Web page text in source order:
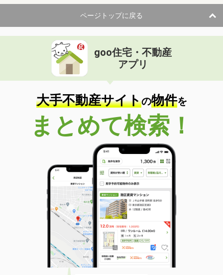
ページトップに戻る
goo住宅・不動産
アプリ
大手不動産サイトの物件を
まとめて検索！